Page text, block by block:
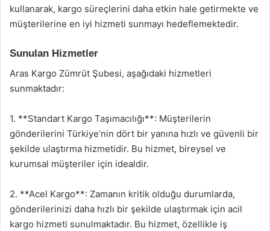
kullanarak, kargo süreçlerini daha etkin hale getirmekte ve
müşterilerine en iyi hizmeti sunmayı hedeflemektedir.
Sunulan Hizmetler
Aras Kargo Zümrüt Şubesi, aşağıdaki hizmetleri
sunmaktadır:
1. **Standart Kargo Taşımacılığı**: Müşterilerin
gönderilerini Türkiye’nin dört bir yanına hızlı ve güvenli bir
şekilde ulaştırma hizmetidir. Bu hizmet, bireysel ve
kurumsal müşteriler için idealdir.
2. **Acel Kargo**: Zamanın kritik olduğu durumlarda,
gönderilerinizi daha hızlı bir şekilde ulaştırmak için acil
kargo hizmeti sunulmaktadır. Bu hizmet, özellikle iş